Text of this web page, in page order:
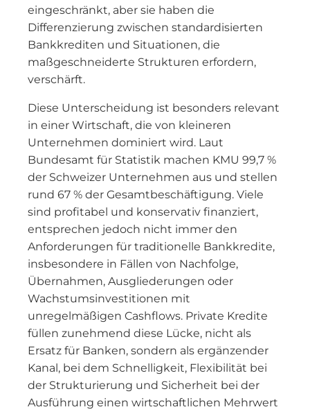
eingeschränkt, aber sie haben die
Differenzierung zwischen standardisierten
Bankkrediten und Situationen, die
maßgeschneiderte Strukturen erfordern,
verschärft.
Diese Unterscheidung ist besonders relevant
in einer Wirtschaft, die von kleineren
Unternehmen dominiert wird. Laut
Bundesamt für Statistik machen KMU 99,7 %
der Schweizer Unternehmen aus und stellen
rund 67 % der Gesamtbeschäftigung. Viele
sind profitabel und konservativ finanziert,
entsprechen jedoch nicht immer den
Anforderungen für traditionelle Bankkredite,
insbesondere in Fällen von Nachfolge,
Übernahmen, Ausgliederungen oder
Wachstumsinvestitionen mit
unregelmäßigen Cashflows. Private Kredite
füllen zunehmend diese Lücke, nicht als
Ersatz für Banken, sondern als ergänzender
Kanal, bei dem Schnelligkeit, Flexibilität bei
der Strukturierung und Sicherheit bei der
Ausführung einen wirtschaftlichen Mehrwert